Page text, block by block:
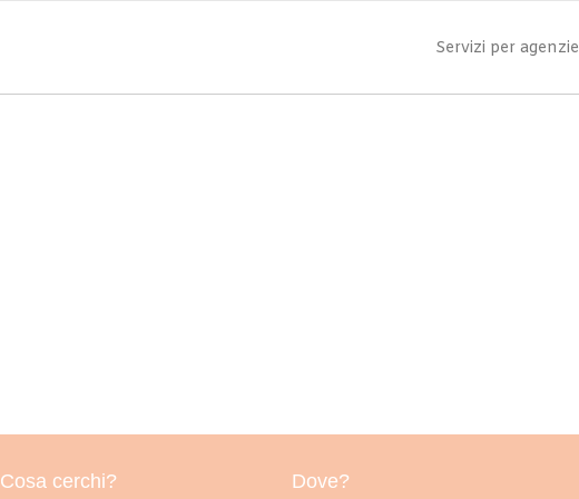
Servizi per agenzie
Cosa cerchi? Dove?